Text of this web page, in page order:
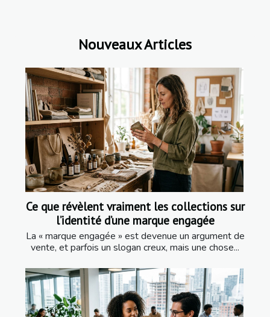
Nouveaux Articles
Ce que révèlent vraiment les collections sur
l’identité d’une marque engagée
La « marque engagée » est devenue un argument de
vente, et parfois un slogan creux, mais une chose...